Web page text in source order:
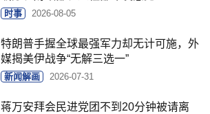
时事 2026-08-05
特朗普手握全球最强军力却无计可施，外
媒揭美伊战争“无解三选一”
新闻解画 2026-07-31
蒋万安拜会民进党团不到20分钟被请离